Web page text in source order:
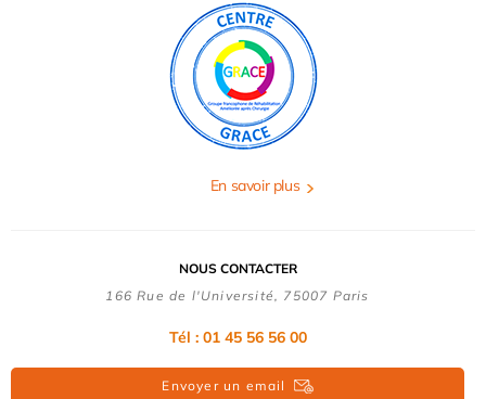
En savoir plus
NOUS CONTACTER
166 Rue de l'Université, 75007 Paris
Tél : 01 45 56 56 00
Envoyer un email